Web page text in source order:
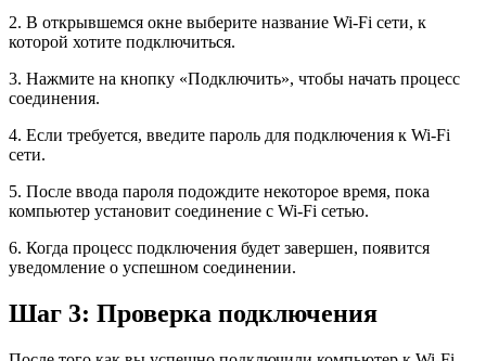
2. В открывшемся окне выберите название Wi-Fi сети, к
которой хотите подключиться.
3. Нажмите на кнопку «Подключить», чтобы начать процесс
соединения.
4. Если требуется, введите пароль для подключения к Wi-Fi
сети.
5. После ввода пароля подождите некоторое время, пока
компьютер установит соединение с Wi-Fi сетью.
6. Когда процесс подключения будет завершен, появится
уведомление о успешном соединении.
Шаг 3: Проверка подключения